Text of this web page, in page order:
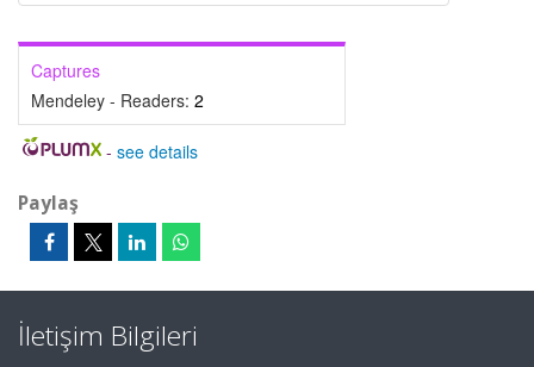
Captures
Mendeley - Readers: 2
- see details
Paylaş
İletişim Bilgileri